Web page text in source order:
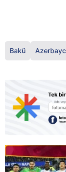
Bakü